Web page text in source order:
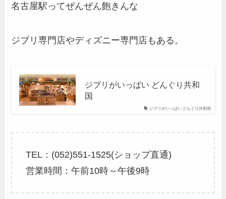
名古屋駅ってぜんぜん飽きんな
ジブリ専門店やディズニー専門店もある。
ジブリがいっぱい どんぐり共和国
ジブリがいっぱい どんぐり共和
国
TEL：(052)551-1525(ショップ直通)
営業時間：午前10時～午後9時